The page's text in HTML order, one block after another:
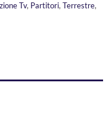
Tv, Partitori,Terrestre,